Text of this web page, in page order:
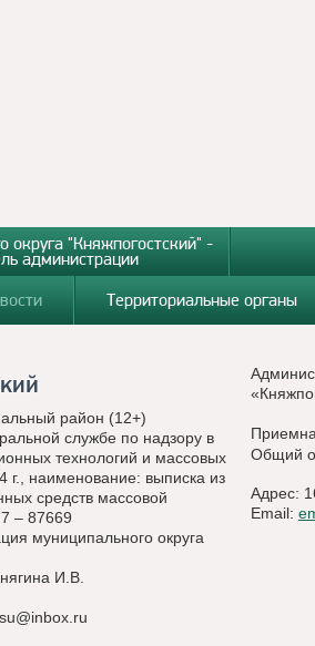
округа "Княжпогостский" -
администрации
Территориальные органы
район (12+)
службе по надзору в
технологий и массовых
г., наименование: выписка из
средств массовой
– 87669
муниципального округа
И.В.
Общий
Адрес:
Email: